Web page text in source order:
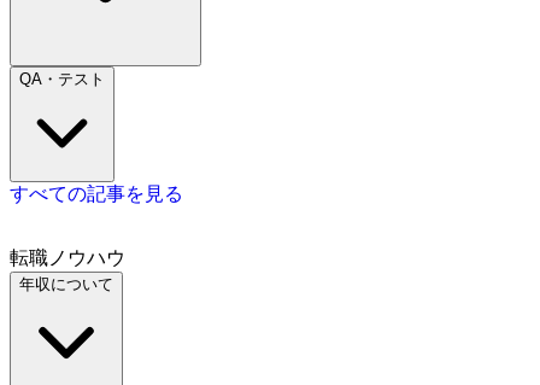
QA・テスト
すべての記事を見る
転職ノウハウ
年収について